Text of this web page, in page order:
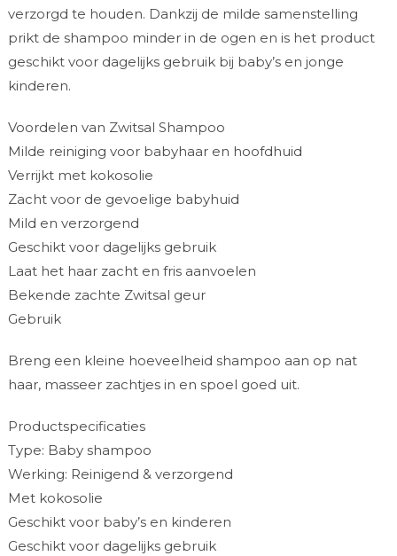
verzorgd te houden. Dankzij de milde samenstelling
prikt de shampoo minder in de ogen en is het product
geschikt voor dagelijks gebruik bij baby’s en jonge
kinderen.
Voordelen van Zwitsal Shampoo
Milde reiniging voor babyhaar en hoofdhuid
Verrijkt met kokosolie
Zacht voor de gevoelige babyhuid
Mild en verzorgend
Geschikt voor dagelijks gebruik
Laat het haar zacht en fris aanvoelen
Bekende zachte Zwitsal geur
Gebruik
Breng een kleine hoeveelheid shampoo aan op nat
haar, masseer zachtjes in en spoel goed uit.
Productspecificaties
Type: Baby shampoo
Werking: Reinigend & verzorgend
Met kokosolie
Geschikt voor baby’s en kinderen
Geschikt voor dagelijks gebruik